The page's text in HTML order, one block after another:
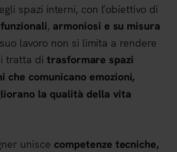
spazi interni, con l’obiettivo di
funzionali, armoniosi e su misura
lavoro non si limita a rendere
tratta di trasformare spazi
che comunicano emozioni,
la qualità della vita
unisce competenze tecniche,